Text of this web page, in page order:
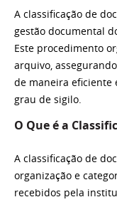
A classificação de
gestão documental
Este procedimento
arquivo,
de maneira eficiente
grau de sigilo.
O Que é a
A classificação de
organização e
recebidos pela